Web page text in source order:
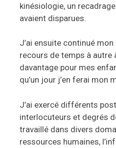
kinésiologie, un
avaient disparues.
J’ai ensuite continué
recours de temps à autre
davantage pour mes
qu’un jour j’en ferai mon
J’ai exercé différents
interlocuteurs et degrés
travaillé dans divers
ressources humaines,